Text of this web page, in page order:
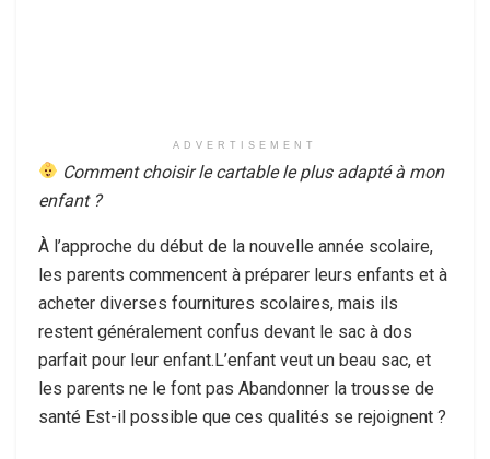
ADVERTISEMENT
Comment choisir le cartable le plus adapté à mon
enfant ?
À l’approche du début de la nouvelle année scolaire,
les parents commencent à préparer leurs enfants et à
acheter diverses fournitures scolaires, mais ils
restent généralement confus devant le sac à dos
parfait pour leur enfant.L’enfant veut un beau sac, et
les parents ne le font pas Abandonner la trousse de
santé Est-il possible que ces qualités se rejoignent ?